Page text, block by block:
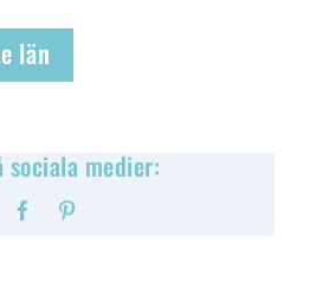
län
sociala medier:
Facebook